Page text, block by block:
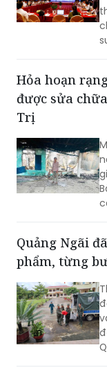
Hỏa hoạn
được sửa
Trị
Quảng Ngãi
phẩm, từng